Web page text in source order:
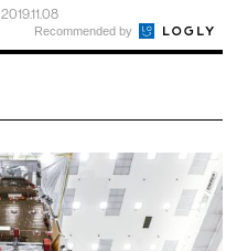
2019.11.08
Recommended by